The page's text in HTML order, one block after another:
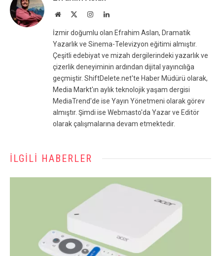
Website InstagramLinkedIn
İzmir doğumlu olan Efrahim Aslan, Dramatik
Yazarlık ve Sinema-Televizyon eğitimi almıştır.
Çeşitli edebiyat ve mizah dergilerindeki yazarlık ve
çizerlik deneyiminin ardından dijital yayıncılığa
geçmiştir. ShiftDelete.net'te Haber Müdürü olarak,
Media Markt'ın aylık teknolojik yaşam dergisi
MediaTrend'de ise Yayın Yönetmeni olarak görev
almıştır. Şimdi ise Webmasto'da Yazar ve Editör
olarak çalışmalarına devam etmektedir.
İLGILI HABERLER